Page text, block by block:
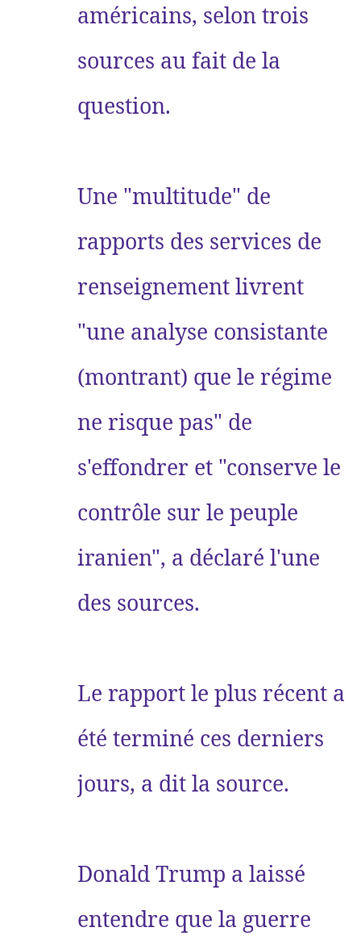
américains, selon trois
sources au fait de la
question.
Une "multitude" de
rapports des services de
renseignement livrent
"une analyse consistante
(montrant) que le régime
ne risque pas" de
s'effondrer et "conserve le
contrôle sur le peuple
iranien", a déclaré l'une
des sources.
Le rapport le plus récent a
été terminé ces derniers
jours, a dit la source.
Donald Trump a laissé
entendre que la guerre